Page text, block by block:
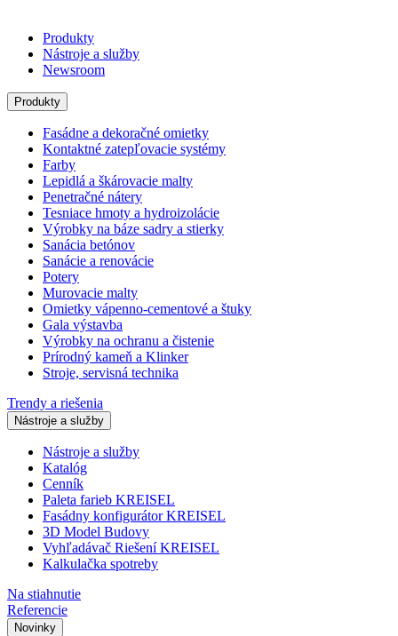
Produkty
Nástroje a služby
Newsroom
Produkty
Fasádne a dekoračné omietky
Kontaktné zatepľovacie systémy
Farby
Lepidlá a škárovacie malty
Penetračné nátery
Tesniace hmoty a hydroizolácie
Výrobky na báze sadry a stierky
Sanácia betónov
Sanácie a renovácie
Potery
Murovacie malty
Omietky vápenno-cementové a štuky
Gala výstavba
Výrobky na ochranu a čistenie
Prírodný kameň a Klinker
Stroje, servisná technika
Trendy a riešenia
Nástroje a služby
Nástroje a služby
Katalóg
Cenník
Paleta farieb KREISEL
Fasádny konfigurátor KREISEL
3D Model Budovy
Vyhľadávač Riešení KREISEL
Kalkulačka spotreby
Na stiahnutie
Referencie
Novinky